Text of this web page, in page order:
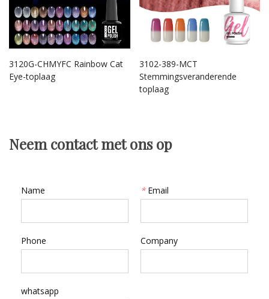
3120G-CHMYFC Rainbow Cat
Eye-toplaag
3102-389-MCT
Stemmingsveranderende
toplaag
Neem contact met ons op
Name * Email
Phone Company
whatsapp